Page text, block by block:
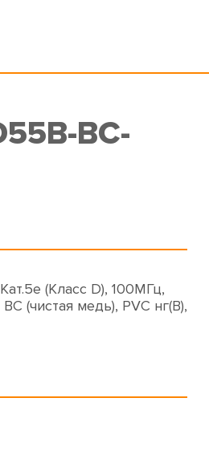
BC-
(Класс D), 100МГц,
(чистая медь), PVC нг(B),